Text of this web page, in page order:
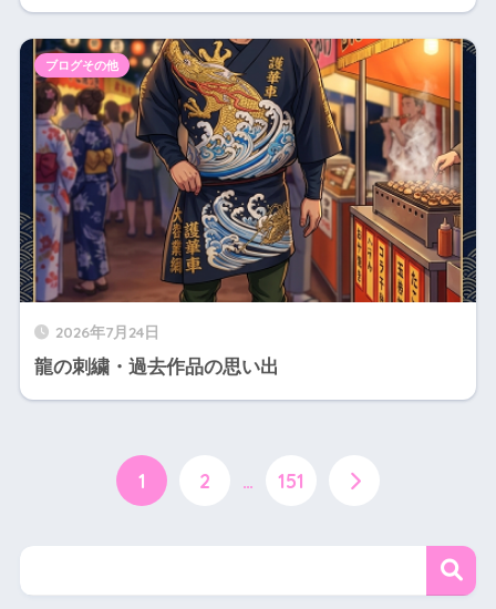
2026年7月24日
龍の刺繍・過去作品の思い出
ブログその他
1 2 … 151